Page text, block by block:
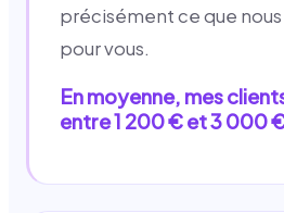
précisément ce que
pour vous.
En moyenne, mes
entre 1 200 € et 3 000